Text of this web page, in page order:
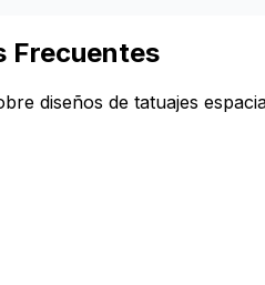
Frecuentes
diseños de tatuajes